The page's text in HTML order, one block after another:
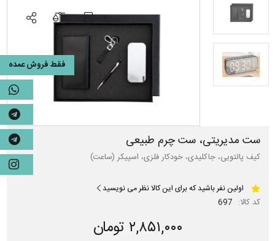
ست مدیریتی، ست چرم طبیعی
کیف پالتویی، جاکلیدی، خودکار فلزی، اسپیکر (ساعت)
اولین نفر باشید که برای این کالا نظر می نویسید
کد کالا: 697
۲,۸۵۱,۰۰۰ تومان
فقط فروش عمده